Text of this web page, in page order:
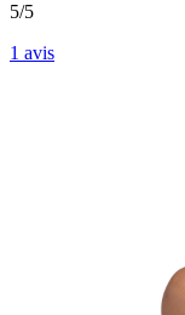
5/5
1 avis